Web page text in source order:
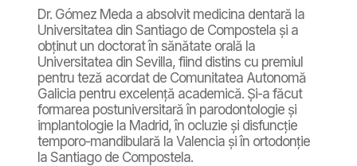
Dr. Gómez Meda a absolvit medicina dentară la
Universitatea din Santiago de Compostela și a
obținut un doctorat în sănătate orală la
Universitatea din Sevilla, fiind distins cu premiul
pentru teză acordat de Comunitatea Autonomă
Galicia pentru excelență academică. Și-a făcut
formarea postuniversitară în parodontologie și
implantologie la Madrid, în ocluzie și disfuncție
temporo-mandibulară la Valencia și în ortodonție
la Santiago de Compostela.